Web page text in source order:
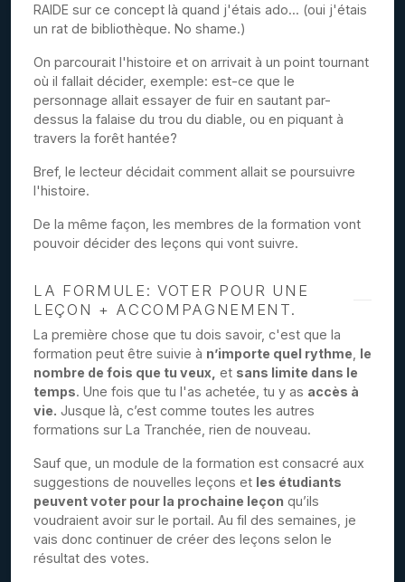
RAIDE sur ce concept là quand j'étais ado... (oui j'étais
un rat de bibliothèque. No shame.)
On parcourait l'histoire et on arrivait à un point tournant
où il fallait décider, exemple: est-ce que le
personnage allait essayer de fuir en sautant par-
dessus la falaise du trou du diable, ou en piquant à
travers la forêt hantée?
Bref, le lecteur décidait comment allait se poursuivre
l'histoire.
De la même façon, les membres de la formation vont
pouvoir décider des leçons qui vont suivre.
LA FORMULE: VOTER POUR UNE
LEÇON + ACCOMPAGNEMENT.
La première chose que tu dois savoir, c'est que la
formation peut être suivie à n’importe quel rythme le
nombre de fois que tu veux, et sans limite dans le
temps. Une fois que tu l'as achetée, tu y as accès à
vie. Jusque là, c’est comme toutes les autres
formations sur La Tranchée, rien de nouveau.
Sauf que, un module de la formation est consacré aux
suggestions de nouvelles leçons et les étudiants
peuvent voter pour la prochaine leçon qu’ils
voudraient avoir sur le portail. Au fil des semaines, je
vais donc continuer de créer des leçons selon le
résultat des votes.